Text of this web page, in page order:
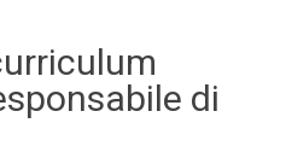
di